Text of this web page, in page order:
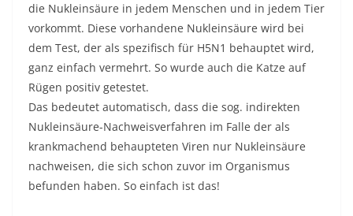
die Nukleinsäure in jedem Menschen und in jedem Tier
vorkommt. Diese vorhandene Nukleinsäure wird bei
dem Test, der als spezifisch für H5N1 behauptet wird,
ganz einfach vermehrt. So wurde auch die Katze auf
Rügen positiv getestet.
Das bedeutet automatisch, dass die sog. indirekten
Nukleinsäure-Nachweisverfahren im Falle der als
krankmachend behaupteten Viren nur Nukleinsäure
nachweisen, die sich schon zuvor im Organismus
befunden haben. So einfach ist das!